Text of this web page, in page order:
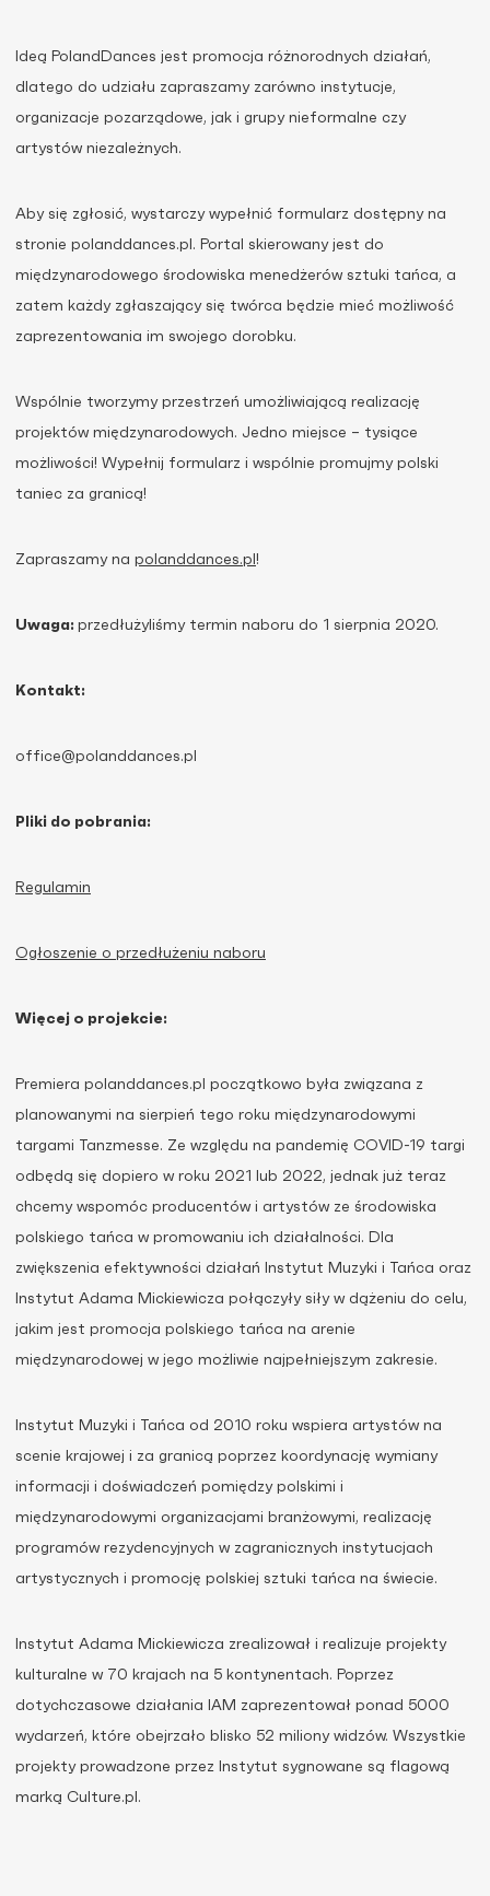
Ideą PolandDances jest promocja różnorodnych działań,
dlatego do udziału zapraszamy zarówno instytucje,
organizacje pozarządowe, jak i grupy nieformalne czy
artystów niezależnych.
Aby się zgłosić, wystarczy wypełnić formularz dostępny na
stronie polanddances.pl. Portal skierowany jest do
międzynarodowego środowiska menedżerów sztuki tańca, a
zatem każdy zgłaszający się twórca będzie mieć możliwość
zaprezentowania im swojego dorobku.
Wspólnie tworzymy przestrzeń umożliwiającą realizację
projektów międzynarodowych. Jedno miejsce – tysiące
możliwości! Wypełnij formularz i wspólnie promujmy polski
taniec za granicą!
Zapraszamy na polanddances.pl !
Uwaga: przedłużyliśmy termin naboru do 1 sierpnia 2020.
Kontakt:
office@polanddances.pl
Pliki do pobrania:
Regulamin
Ogłoszenie o przedłużeniu naboru
Więcej o projekcie:
Premiera polanddances.pl początkowo była związana z
planowanymi na sierpień tego roku międzynarodowymi
targami Tanzmesse. Ze względu na pandemię COVID-19 targi
odbędą się dopiero w roku 2021 lub 2022, jednak już teraz
chcemy wspomóc producentów i artystów ze środowiska
polskiego tańca w promowaniu ich działalności. Dla
zwiększenia efektywności działań Instytut Muzyki i Tańca oraz
Instytut Adama Mickiewicza połączyły siły w dążeniu do celu,
jakim jest promocja polskiego tańca na arenie
międzynarodowej w jego możliwie najpełniejszym zakresie.
Instytut Muzyki i Tańca od 2010 roku wspiera artystów na
scenie krajowej i za granicą poprzez koordynację wymiany
informacji i doświadczeń pomiędzy polskimi i
międzynarodowymi organizacjami branżowymi, realizację
programów rezydencyjnych w zagranicznych instytucjach
artystycznych i promocję polskiej sztuki tańca na świecie.
Instytut Adama Mickiewicza zrealizował i realizuje projekty
kulturalne w 70 krajach na 5 kontynentach. Poprzez
dotychczasowe działania IAM zaprezentował ponad 5000
wydarzeń, które obejrzało blisko 52 miliony widzów. Wszystkie
projekty prowadzone przez Instytut sygnowane są flagową
marką Culture.pl.